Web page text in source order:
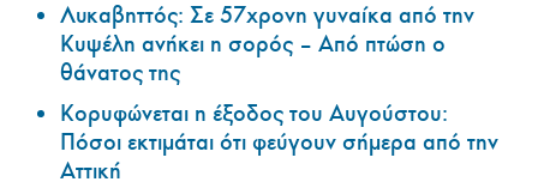
Λυκαβηττός: Σε 57χρονη γυναίκα από την
Κυψέλη ανήκει η σορός – Από πτώση ο
θάνατος της
Κορυφώνεται η έξοδος του Αυγούστου:
Πόσοι εκτιμάται ότι φεύγουν σήμερα από την
Αττική